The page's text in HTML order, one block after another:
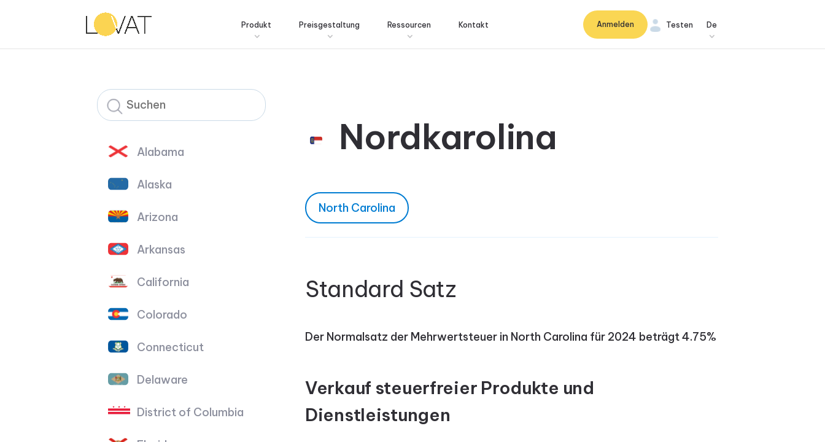
Produkt Preisgestaltung Ressourcen Kontakt De
Testen
Anmelden
Alabama
Alaska
Arizona
Arkansas
California
Colorado
Connecticut
Delaware
District of Columbia
Nordkarolina
North Carolina
Standard Satz
Der Normalsatz der Mehrwertsteuer in North Carolina für 2024 beträgt 4.75%
Verkauf steuerfreier Produkte und
Dienstleistungen